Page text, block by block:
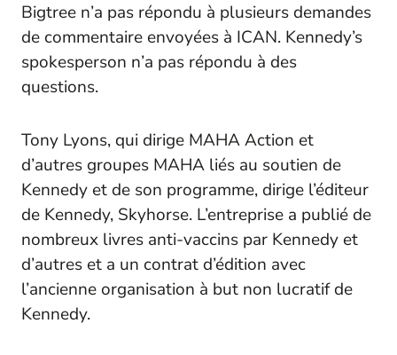
Bigtree n’a pas répondu à plusieurs demandes
de commentaire envoyées à ICAN. Kennedy’s
spokesperson n’a pas répondu à des
questions.
Tony Lyons, qui dirige MAHA Action et
d’autres groupes MAHA liés au soutien de
Kennedy et de son programme, dirige l’éditeur
de Kennedy, Skyhorse. L’entreprise a publié de
nombreux livres anti-vaccins par Kennedy et
d’autres et a un contrat d’édition avec
l’ancienne organisation à but non lucratif de
Kennedy.